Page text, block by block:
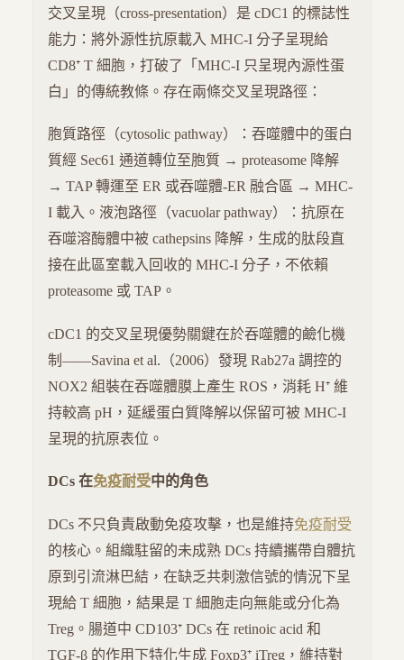
交叉呈現（cross-presentation）是 cDC1 的標誌性
能力：將外源性抗原載入 MHC-I 分子呈現給
CD8⁺ T 細胞，打破了「MHC-I 只呈現內源性蛋
白」的傳統教條。存在兩條交叉呈現路徑：
胞質路徑（cytosolic pathway）：吞噬體中的蛋白
質經 Sec61 通道轉位至胞質 → proteasome 降解
→ TAP 轉運至 ER 或吞噬體-ER 融合區 → MHC-
I 載入。液泡路徑（vacuolar pathway）：抗原在
吞噬溶酶體中被 cathepsins 降解，生成的肽段直
接在此區室載入回收的 MHC-I 分子，不依賴
proteasome 或 TAP。
cDC1 的交叉呈現優勢關鍵在於吞噬體的鹼化機
制——Savina et al.（2006）發現 Rab27a 調控的
NOX2 組裝在吞噬體膜上產生 ROS，消耗 H⁺ 維
持較高 pH，延緩蛋白質降解以保留可被 MHC-I
呈現的抗原表位。
DCs 在免疫耐受中的角色
DCs 不只負責啟動免疫攻擊，也是維持免疫耐受
的核心。組織駐留的未成熟 DCs 持續攜帶自體抗
原到引流淋巴結，在缺乏共刺激信號的情況下呈
現給 T 細胞，結果是 T 細胞走向無能或分化為
Treg。腸道中 CD103⁺ DCs 在 retinoic acid 和
TGF-β 的作用下特化生成 Foxp3⁺ iTreg，維持對